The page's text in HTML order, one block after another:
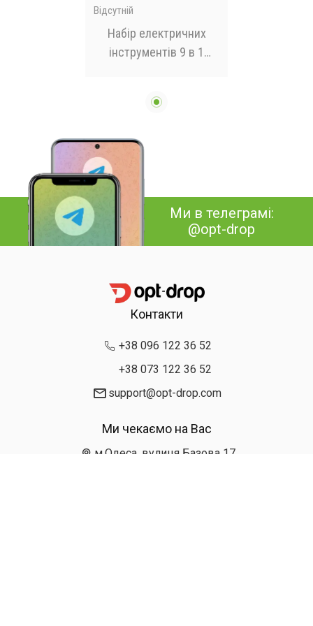
Відсутній
Набір електричних
інструментів 9 в 1
набір 48V
Ми в телеграмі:
@opt-drop
Контакти
+38 096 122 36 52
+38 073 122 36 52
support@opt-drop.com
Ми чекаємо на Вас
м.Одеса, вулиця Базова 17